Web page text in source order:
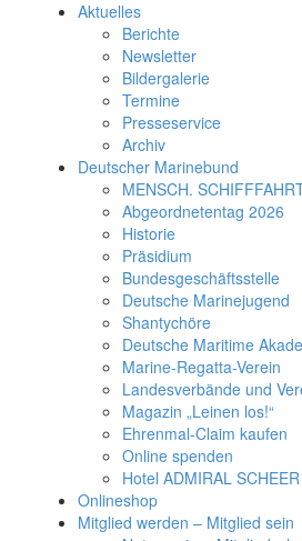
Aktuelles
Berichte
Newsletter
Bildergalerie
Termine
Presseservice
Archiv
Deutscher Marinebund
MENSCH.
Abgeordnetentag 2026
Historie
Präsidium
Bundesgeschäftsstelle
Deutsche Marinejugend
Shantychöre
Deutsche Maritime
Marine-Regatta-Verein
Landesverbände und
Magazin „Leinen los!“
Ehrenmal-Claim kaufen
Online spenden
Hotel ADMIRAL SCHEER
Onlineshop
Mitglied werden – Mitglied sein